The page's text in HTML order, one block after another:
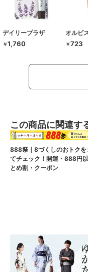
デイリープラザ
￥1,760
オルビ
￥723
この商品に関連す
888祭｜8づくしのおトクを
てチェック！開運・888円
とめ割・クーポン